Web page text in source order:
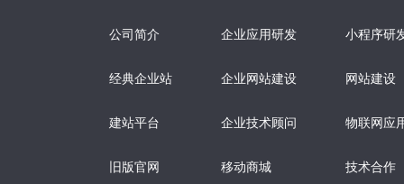
公司简介
经典企业站
建站平台
旧版官网
企业应用研发
企业网站建设
企业技术顾问
移动商城
小程序研
网站建设
物联网应
技术合作